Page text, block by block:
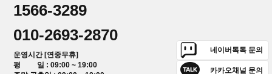
1566-3289
010-2693-2870
운영시간 [연중무휴]
평 일 : 09:00 ~ 19:00
네이버톡톡 문의
카카오채널 문의